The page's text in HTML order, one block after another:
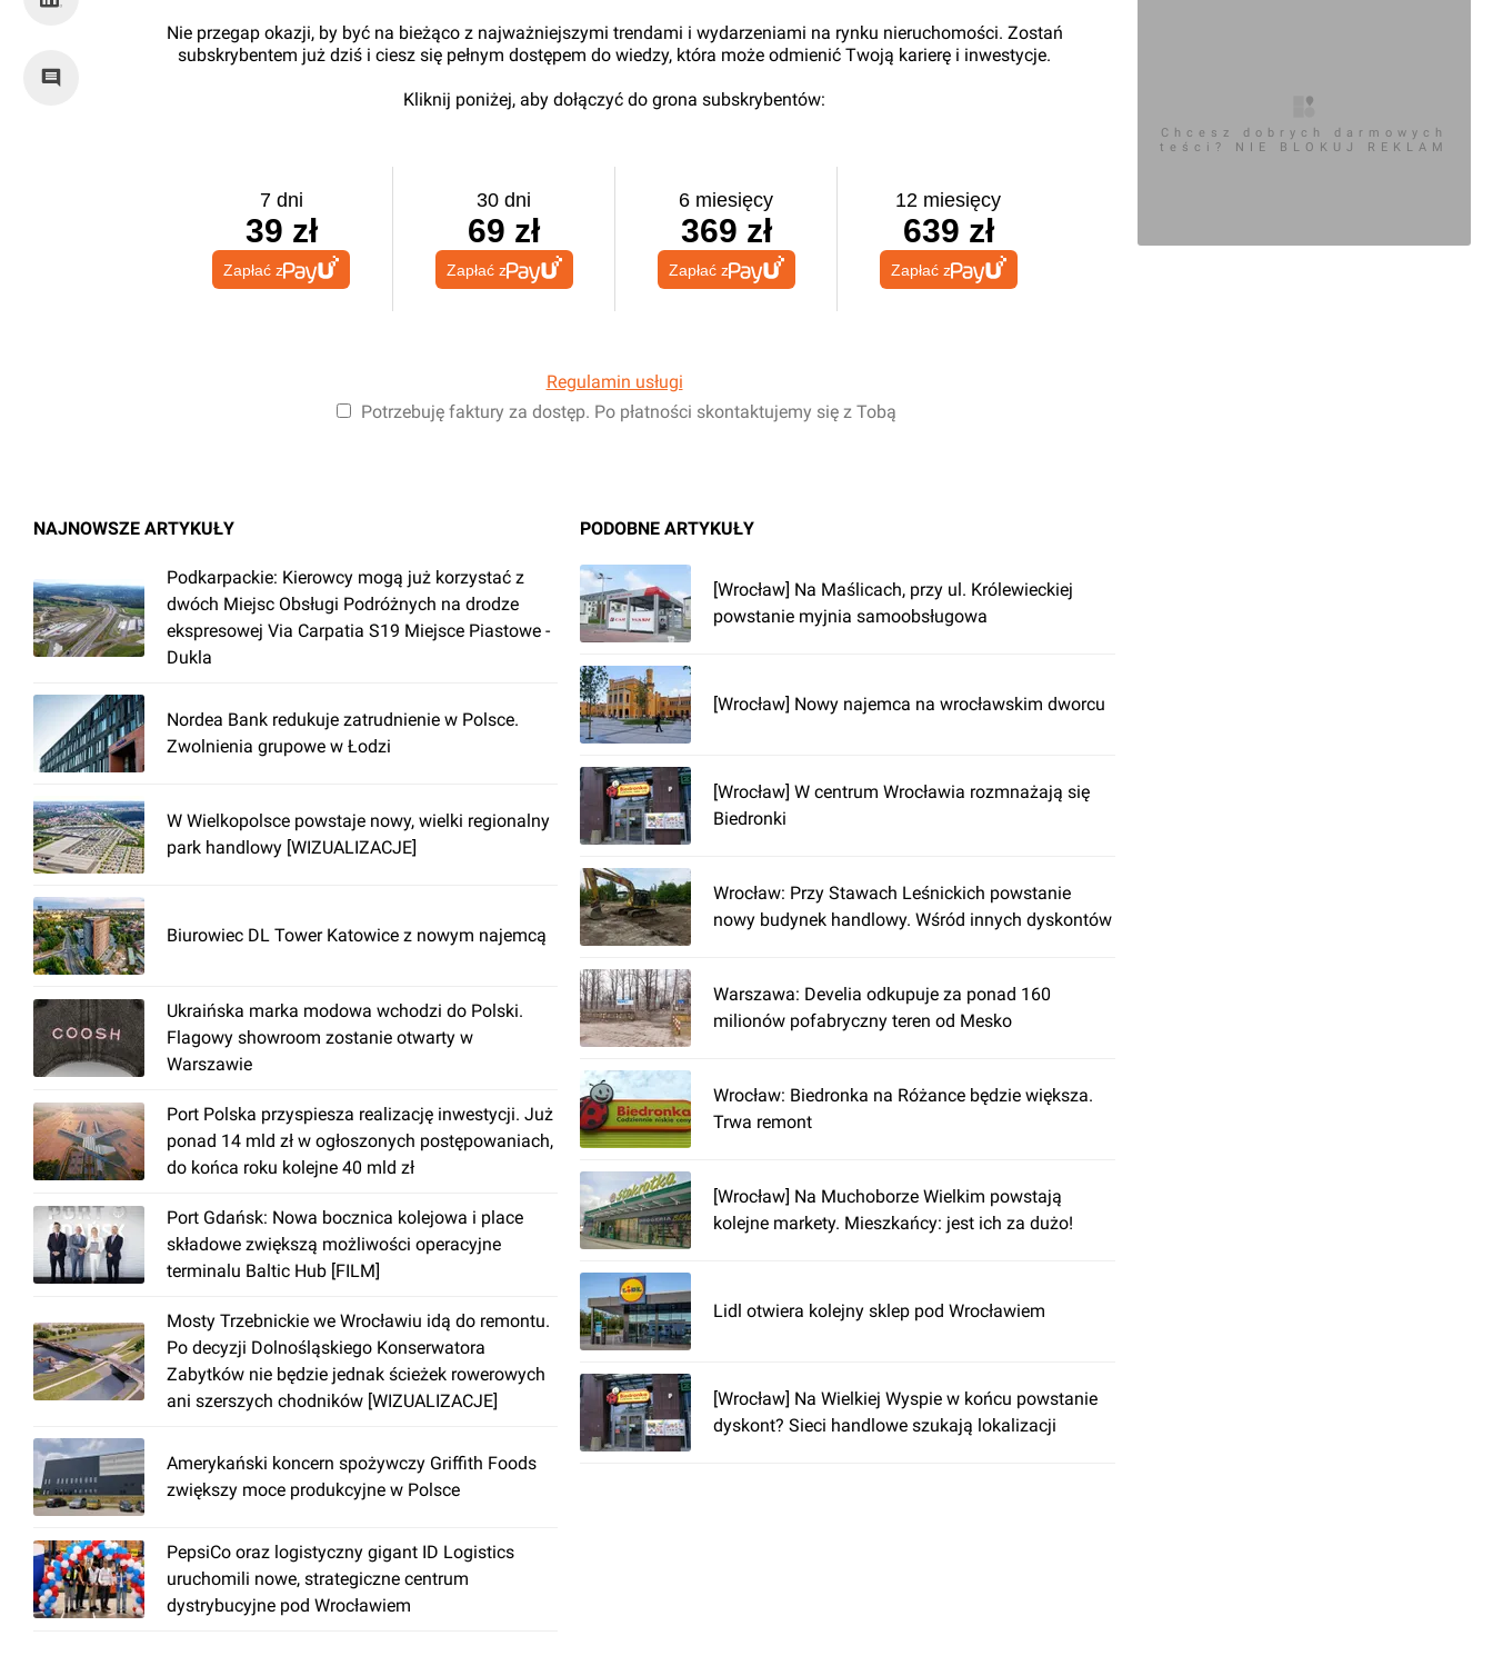
Nie przegap okazji, by być na bieżąco z najważniejszymi trendami i wydarzeniami na rynku nieruchomości. Zostań
subskrybentem już dziś i ciesz się pełnym dostępem do wiedzy, która może odmienić Twoją karierę i inwestycje.
Kliknij poniżej, aby dołączyć do grona subskrybentów:
7 dni
39 zł
Zapłać z
30 dni
69 zł
Zapłać z
6 miesięcy
369 zł
Zapłać z
12 miesięcy
639 zł
Zapłać z
Regulamin usługi
Potrzebuję faktury za dostęp. Po płatności skontaktujemy się z Tobą
NAJNOWSZE ARTYKUŁY
Podkarpackie: Kierowcy mogą już korzystać z
dwóch Miejsc Obsługi Podróżnych na drodze
ekspresowej Via Carpatia S19 Miejsce Piastowe -
Dukla
Nordea Bank redukuje zatrudnienie w Polsce.
Zwolnienia grupowe w Łodzi
W Wielkopolsce powstaje nowy, wielki regionalny
park handlowy [WIZUALIZACJE]
Biurowiec DL Tower Katowice z nowym najemcą
Ukraińska marka modowa wchodzi do Polski.
Flagowy showroom zostanie otwarty w
Warszawie
Port Polska przyspiesza realizację inwestycji. Już
ponad 14 mld zł w ogłoszonych postępowaniach,
do końca roku kolejne 40 mld zł
Port Gdańsk: Nowa bocznica kolejowa i place
składowe zwiększą możliwości operacyjne
terminalu Baltic Hub [FILM]
Mosty Trzebnickie we Wrocławiu idą do remontu.
Po decyzji Dolnośląskiego Konserwatora
Zabytków nie będzie jednak ścieżek rowerowych
ani szerszych chodników [WIZUALIZACJE]
Amerykański koncern spożywczy Griffith Foods
zwiększy moce produkcyjne w Polsce
PepsiCo oraz logistyczny gigant ID Logistics
uruchomili nowe, strategiczne centrum
dystrybucyjne pod Wrocławiem
PODOBNE ARTYKUŁY
[Wrocław] Na Maślicach, przy ul. Królewieckiej
powstanie myjnia samoobsługowa
[Wrocław] Nowy najemca na wrocławskim dworcu
[Wrocław] W centrum Wrocławia rozmnażają się
Biedronki
Wrocław: Przy Stawach Leśnickich powstanie
nowy budynek handlowy. Wśród innych dyskontów
Warszawa: Develia odkupuje za ponad 160
milionów pofabryczny teren od Mesko
Wrocław: Biedronka na Różance będzie większa.
Trwa remont
[Wrocław] Na Muchoborze Wielkim powstają
kolejne markety. Mieszkańcy: jest ich za dużo!
Lidl otwiera kolejny sklep pod Wrocławiem
[Wrocław] Na Wielkiej Wyspie w końcu powstanie
dyskont? Sieci handlowe szukają lokalizacji
Chcesz dobrych darmowych
teści? NIE BLOKUJ REKLAM